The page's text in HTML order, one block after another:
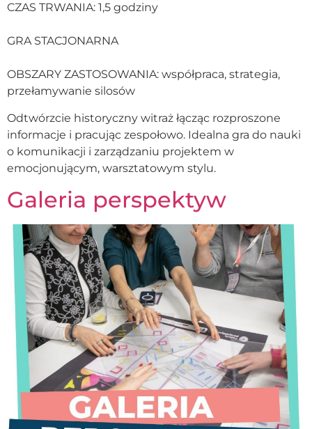
CZAS TRWANIA: 1,5 godziny
GRA STACJONARNA
OBSZARY ZASTOSOWANIA: współpraca, strategia,
przełamywanie silosów
Odtwórzcie historyczny witraż łącząc rozproszone
informacje i pracując zespołowo. Idealna gra do nauki
o komunikacji i zarządzaniu projektem w
emocjonującym, warsztatowym stylu.
Galeria perspektyw